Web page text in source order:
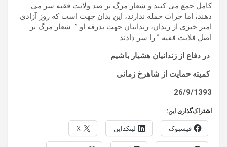
کامل جمع می کنند و شعار مرگ بر ضد ولایت فقیه سر می
دهند، اما جرات حمله ندارند، این بدان جهت است که روز آزادی
امیر خیزی از زندان، زندانیان جهت بدرقه او ” شعار مرگ بر
اصل فلایت فقیه ” را سر دادند.
در دفاع از زندانیان هشیار باشیم
کمیته حمایت از شاهرخ زمانی
26/9/1393
اشتراک‌گذاری این:
فیسبوک لینکداین X